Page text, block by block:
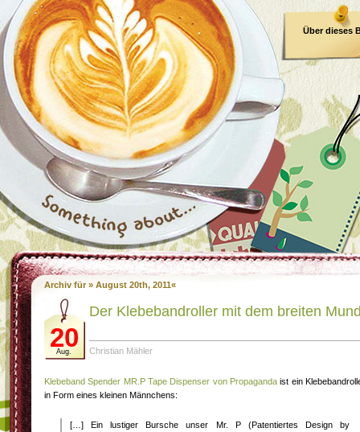
Über dieses
Archiv für » August 20th, 2011«
20
Aug.
Der Klebebandroller mit dem breiten
Christian Mähler
Klebeband Spender MR.P Tape Dispenser von Propaganda ist ein
in Form eines kleinen Männchens:
[…] Ein lustiger Bursche unser Mr. P (Patentiertes Design by